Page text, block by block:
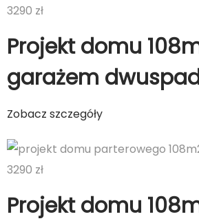
3290 zł
Projekt domu
garażem
Zobacz szczegóły
3290 zł
Projekt domu